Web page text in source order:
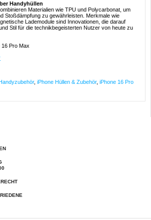
Handyhüllen
Materialien wie TPU und Polycarbonat, um
Stoßdämpfung zu gewährleisten. Merkmale wie
Lademodule sind Innovationen, die darauf
Stil für die technikbegeisterten Nutzer von heute zu
16 Pro Max
Handyzubehör, iPhone Hüllen & Zubehör, iPhone 16 Pro